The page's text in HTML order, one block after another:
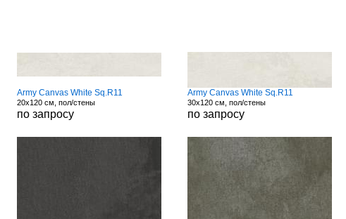
Army Canvas White Sq.R11
20x120 см, пол/стены
по запросу
Army Canvas White Sq.R11
30x120 см, пол/стены
по запросу